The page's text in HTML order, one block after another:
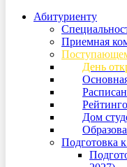
Абитуриенту
Приемная
День
Дом
Подготовка